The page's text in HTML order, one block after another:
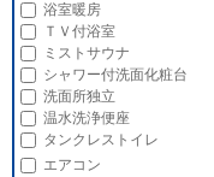
浴室暖房
ＴＶ付浴室
ミストサウナ
シャワー付洗面化粧台
洗面所独立
温水洗浄便座
タンクレストイレ
エアコン